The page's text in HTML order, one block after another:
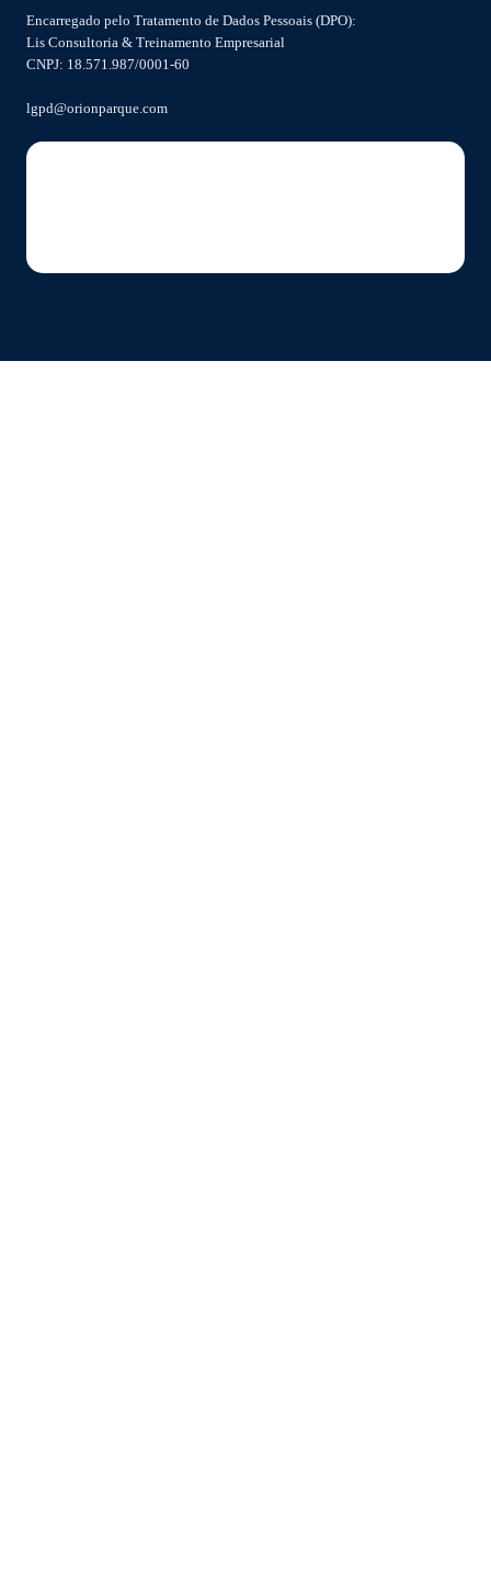
Encarregado pelo Tratamento de Dados Pessoais (DPO):
Lis Consultoria & Treinamento Empresarial
CNPJ: 18.571.987/0001-60
lgpd@orionparque.com